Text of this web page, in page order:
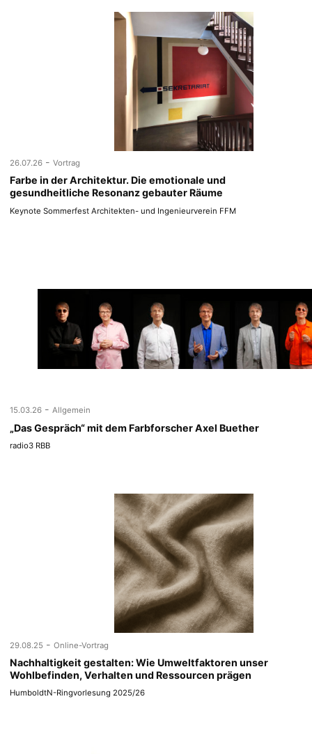
26.07.26 - Vortrag
Farbe in der Architektur. Die emotionale und
gesundheitliche Resonanz gebauter Räume
Keynote Sommerfest Architekten- und Ingenieurverein FFM
15.03.26 - Allgemein
„Das Gespräch“ mit dem Farbforscher Axel Buether
radio3 RBB
29.08.25 - Online-Vortrag
Nachhaltigkeit gestalten: Wie Umweltfaktoren unser
Wohlbefinden, Verhalten und Ressourcen prägen
HumboldtN-Ringvorlesung 2025/26